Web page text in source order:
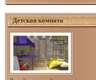
Детская комната